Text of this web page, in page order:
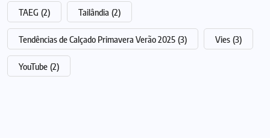
TAEG (2) Tailândia (2)
Tendências de Calçado Primavera Verão 2025 (3) Vies (3)
YouTube (2)